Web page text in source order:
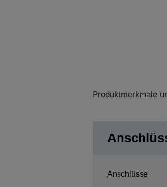
Produktmerkmale
Anschlüsse